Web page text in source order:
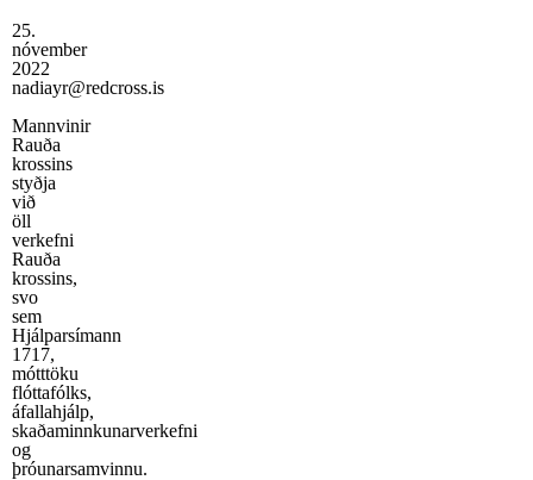
25.
nóvember
2022
nadiayr@redcross.is
Mannvinir
Rauða
krossins
styðja
við
öll
verkefni
Rauða
krossins,
svo
sem
Hjálparsímann
1717,
mótttöku
flóttafólks,
áfallahjálp,
skaðaminnkunarverkefni
og
þróunarsamvinnu.